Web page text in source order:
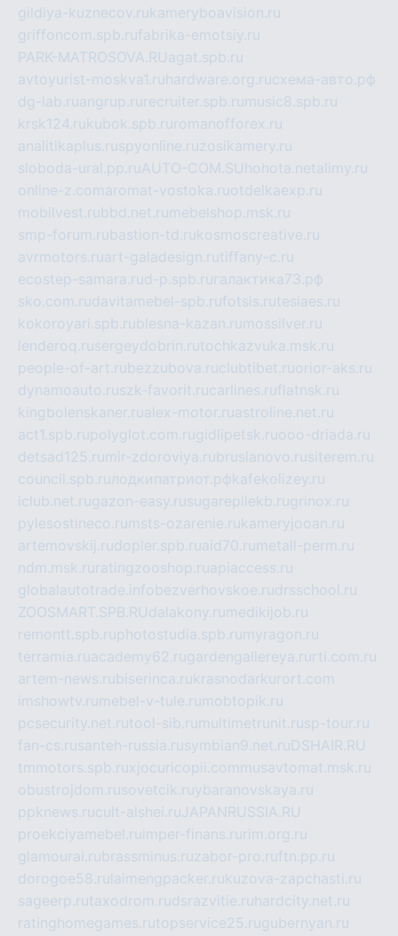
gildiya-kuznecov.rukameryboavision.ru
griffoncom.spb.rufabrika-emotsiy.ru
PARK-MATROSOVA.RUagat.spb.ru
avtoyurist-moskva1.ru hardware.org.ruсхема-авто.рф
dg-lab.ruangrup.ru recruiter.spb.ru music8.spb.ru
krsk124.rukubok.spb.ru romanofforex.ru
analitikaplus.ruspyonline.ruzosikamery.ru
sloboda-ural.pp.ruAUTO-COM.SU hohota.net alimy.ru
online-z.comaromat-vostoka.ruotdelkaexp.ru
mobilvest.rubbd.net.ru mebelshop.msk.ru
smp-forum.rubastion-td.rukosmoscreative.ru
avrmotors.ruart-galadesign.rutiffany-c.ru
ecostep-samara.rud-p.spb.ru галактика73.рф
sko.com.rudavitamebel-spb.rufotsis.rutesiaes.ru
kokoroyari.spb.rublesna-kazan.ru mossilver.ru
lenderoq.rusergeydobrin.rutochkazvuka.msk.ru
people-of-art.rubezzubova.ruclubtibet.ruorior-aks.ru
dynamoauto.ruszk-favorit.rucarlines.ruflatnsk.ru
kingbolenskaner.rualex-motor.ruastroline.net.ru
act1.spb.rupolyglot.com.rugidlipetsk.ruooo-driada.ru
detsad125.ru mir-zdoroviya.rubruslanovo.rusiterem.ru
council.spb.ruлодкипатриот.рфkafekolizey.ru
iclub.net.rugazon-easy.rusugarepilekb.rugrinox.ru
pylesostineco.ru msts-ozarenie.rukameryjooan.ru
artemovskij.rudopler.spb.ruaid70.ru metall-perm.ru
ndm.msk.ru ratingzooshop.ruapiaccess.ru
globalautotrade.info bezverhovskoe.rudrsschool.ru
ZOOSMART.SPB.RUdalakony.ru medikijob.ru
remontt.spb.ruphotostudia.spb.ru myragon.ru
terramia.ruacademy62.rugardengallereya.ru rti.com.ru
artem-news.rubiserinca.rukrasnodarkurort.com
imshowtv.ru mebel-v-tule.ru mobtopik.ru
pcsecurity.net.rutool-sib.ru multimetrunit.rusp-tour.ru
fan-cs.rusanteh-russia.rusymbian9.net.ruDSHAIR.RU
tmmotors.spb.ruxjocuricopii.com musavtomat.msk.ru
obustrojdom.rusovetcik.ruybaranovskaya.ru
ppknews.rucult-alshei.ruJAPANRUSSIA.RU
proekciyamebel.ru imper-finans.ru rim.org.ru
glamourai.rubrassminus.ruzabor-pro.ruftn.pp.ru
dorogoe58.ru laimengpacker.rukuzova-zapchasti.ru
sageerp.rutaxodrom.rudsrazvitie.ru hardcity.net.ru
ratinghomegames.rutopservice25.rugubernyan.ru